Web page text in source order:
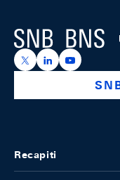
Logo
https://x.com/
https://https://
Recapiti